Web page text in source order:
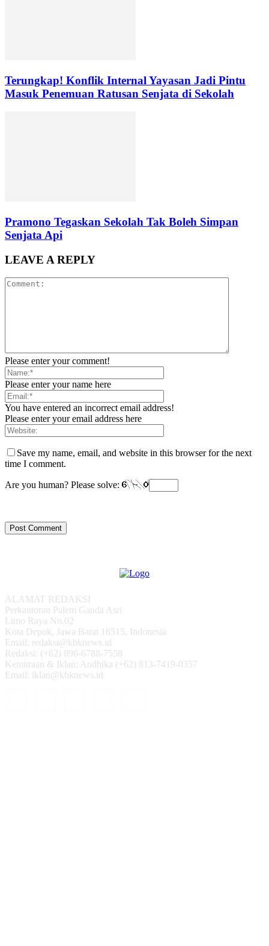
Terungkap! Konflik Internal Yayasan Jadi Pintu
Masuk Penemuan Ratusan Senjata di Sekolah
Pramono Tegaskan Sekolah Tak Boleh Simpan
Senjata Api
LEAVE A REPLY
Please enter your comment!
Please enter your name here
You have entered an incorrect email address!
Please enter your email address here
Save my name, email, and website in this browser for the next
time I comment.
Are you human? Please solve:
ALAMAT REDAKSI
Perkantoran Palem Ganda Asri
Limo Raya No.02
Kota Depok, Jawa Barat 16515, Indonesia
Email: redaksi@kbknews.id
Redaksi: (+62) 896-6788-7558
Kemitraan & Iklan: Andhika (+62) 813-7419-0357
Email: iklan@kbknews.id